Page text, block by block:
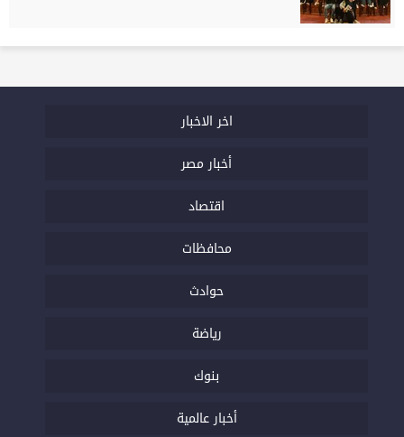
اخر الاخبار
أخبار مصر
اقتصاد
محافظات
حوادث
رياضة
بنوك
أخبار عالمية